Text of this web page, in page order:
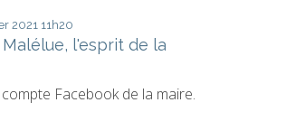
2021 11h20
Malélue, l'esprit de la
Facebook de la maire.